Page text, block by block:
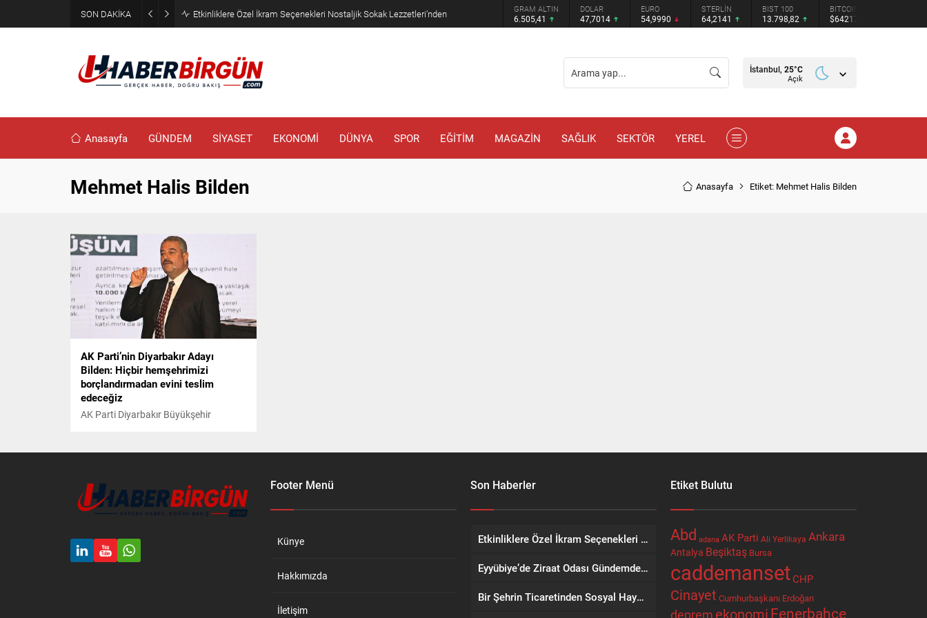
SON DAKİKA Etkinliklere Özel İkram Seçenekleri Nostaljik Sokak Lezzetleri’nden GRAM ALTIN
6.505,41
DOLAR
47,7014
EURO
54,9990
STERLİN
64,2141
BIST 100
13.798,82
BITCOIN
$64217
İstanbul, 25°C
Açık
Anasayfa GÜNDEM SİYASET EKONOMİ DÜNYA SPOR EĞİTİM MAGAZİN SAĞLIK SEKTÖR YEREL
Mehmet Halis Bilden Anasayfa Etiket: Mehmet Halis Bilden
AK Parti’nin Diyarbakır Adayı
Bilden: Hiçbir hemşehrimizi
borçlandırmadan evini teslim
edeceğiz
AK Parti Diyarbakır Büyükşehir
yaptığı konuşmada, kent merkezinde 9
tutulacağını belirterek, “Tek bir kuruş
para istemeden biz bu konutların
hepsini hemşehrilerimize teslim
olsun. Bununla da 10 bin istihdam
oluşturacağız. Hiçbir hemşehrimizi...
Footer Menü
Künye
Hakkımızda
İletişim
Son Haberler
Etkinliklere Özel İkram Seçenekleri Nostaljik Sokak Lezzetleri’nden
Eyyübiye’de Ziraat Odası Gündemde: Çiftçilerin Sorunları İçin Yeni Çağrı
Bir Şehrin Ticaretinden Sosyal Hayatına Uzanan Yol: Niyazi Cihan
Etiket Bulutu
Abd adana AK Parti Ali Yerlikaya Ankara
Antalya Beşiktaş Bursa
caddemanset CHP
Cinayet Cumhurbaşkanı Erdoğan
deprem ekonomiFenerbahçe